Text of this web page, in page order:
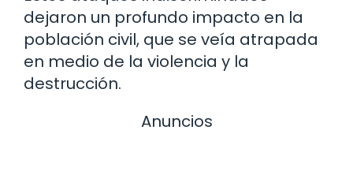
dejaron un profundo impacto en la
población civil, que se veía atrapada
en medio de la violencia y la
destrucción.
Anuncios